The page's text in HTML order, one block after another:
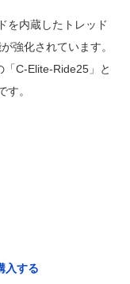
を内蔵したトレッド
強化されています。
C-Elite-Ride25」と
す。
入する